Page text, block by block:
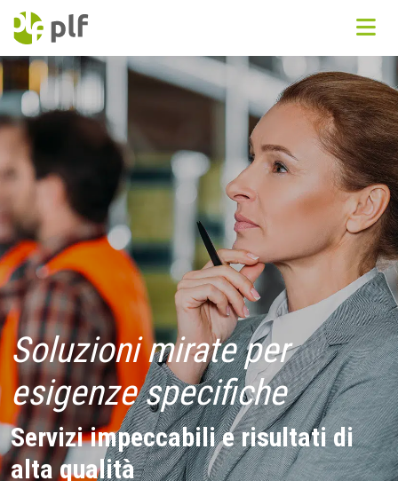
Soluzioni mirate per
esigenze specifiche
Servizi impeccabili e risultati di
alta qualità